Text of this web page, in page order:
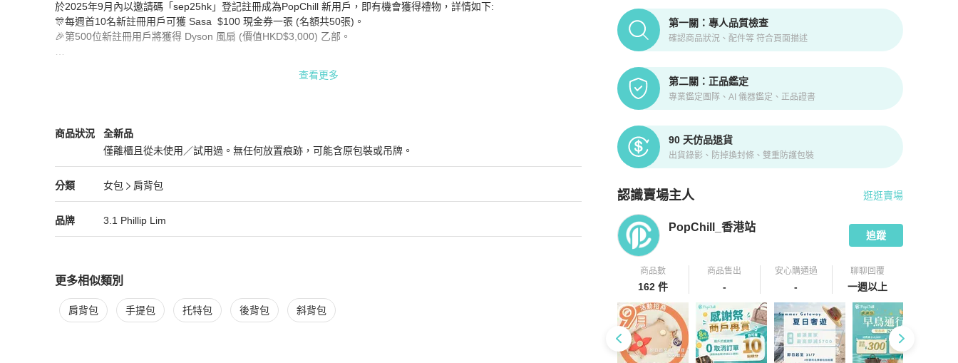
PopChill拍拍圈正品驗證、安心購檢驗流程介紹
第一關：專人品質檢查
確認商品狀況、配件等 符合頁面描述
第二關：正品鑑定
專業鑑定團隊、AI 儀器鑑定、正品證書
90 天仿品退貨
出貨錄影、防掉換封條、雙重防護包裝
認識賣場主人
PopChill 拍拍圈嚴選賣家
逛逛賣場
PopChill_香港站
追蹤
商品數
162 件
商品售出
-
安心購通過
-
聊聊回覆
一週以上
於2025年9月內以邀請碼「sep25hk」登記註冊成為PopChill 新用戶，即有機會獲得禮物，詳情如下:
🎊每週首10名新註冊用戶可獲 Sasa  $100 現金券一張 (名額共50張)。
🎉第500位新註冊用戶將獲得 Dyson 風扇 (價值HKD$3,000) 乙部。
*就一切有關事宜, PopChill 將保留最終之決定權。
查看更多
商品狀況
3.1 Phillip Lim女包
全新品
僅離櫃且從未使用／試用過。無任何放置痕跡，可能含原包裝或吊牌。
全新品
分類
3.1 Phillip Lim女包分類資訊
女包
肩背包
女包/肩背包推薦
品牌
3.1 Phillip Lim 精品女包品牌介紹
3.1 Phillip Lim
3.1 Phillip Lim 推薦清單
更多相似類別
更多3.1 Phillip Lim女包 相似商品推薦
肩背包 手提包 托特包 後背包 斜背包